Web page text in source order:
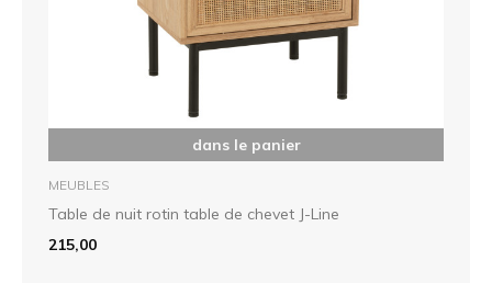
dans le panier
MEUBLES
Table de nuit rotin table de chevet J-Line
215,00